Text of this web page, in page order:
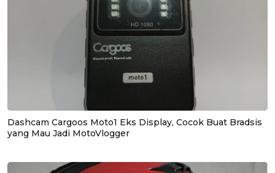
Dashcam Cargoos Moto1 Eks Display, Cocok Buat Bradsis
yang Mau Jadi MotoVlogger